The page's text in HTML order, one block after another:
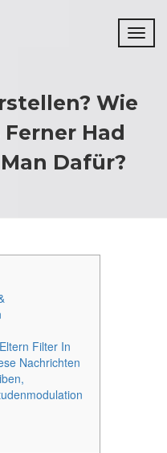
Wie
Had
Dafür?
Filter In
Nachrichten